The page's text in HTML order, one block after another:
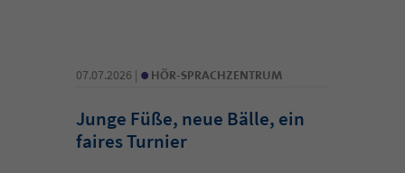
07.07.2026 | • HÖR-SPRACHZENTRUM
Junge Füße, neue Bälle, ein
faires Turnier